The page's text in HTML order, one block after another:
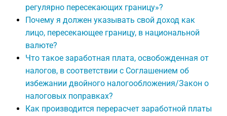
регулярно пересекающих границу»?
Почему я должен указывать свой доход как
лицо, пересекающее границу, в национальной
валюте?
Что такое заработная плата, освобожденная от
налогов, в соответствии с Соглашением об
избежании двойного налогообложения/Закон о
налоговых поправках?
Как производится перерасчет заработной платы